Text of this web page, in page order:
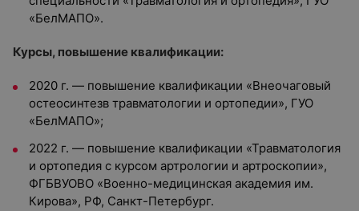
«БелМАПО».
Курсы, повышение квалификации:
2020 г. — повышение квалификации «Внеочаговый
остеосинтезв травматологии и ортопедии», ГУО
«БелМАПО»;
2022 г. — повышение квалификации «Травматология
и ортопедия с курсом артрологии и артроскопии»,
ФГБВУОВО «Военно-медицинская академия им.
Кирова», РФ, Санкт-Петербург.